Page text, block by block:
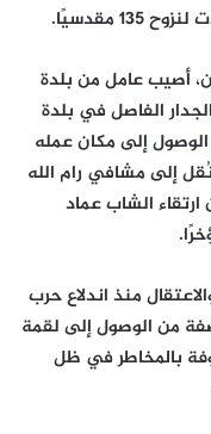
أصيب عامل من بلدة
الفاصل في بلدة
الوصول إلى مكان عمله
الفلسطيني المحتل عام 1948، ونُقل إلى مشافي رام الله
ارتقاء الشاب عماد
منذ اندلاع حرب
من الوصول إلى لقمة
بالمخاطر في ظل